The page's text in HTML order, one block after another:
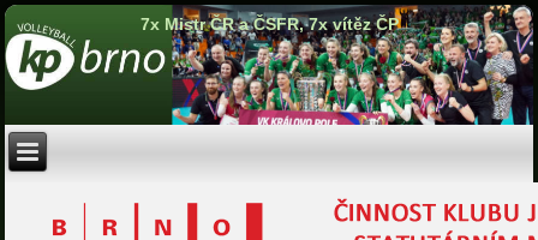
7x Mistr ČR a ČSFR, 7x vítěz ČP